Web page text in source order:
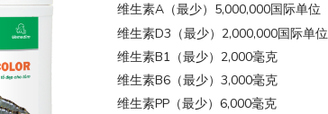
维生素A（最少）5,000,000国际单位
维生素D3（最少）2,000,000国际单位
维生素B1（最少）2,000毫克
维生素B6（最少）3,000毫克
维生素PP（最少）6,000毫克